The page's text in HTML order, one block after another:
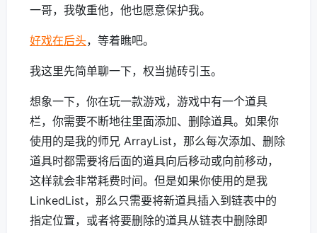
一哥，我敬重他，他也愿意保护我。
好戏在后头，等着瞧吧。
我这里先简单聊一下，权当抛砖引玉。
想象一下，你在玩一款游戏，游戏中有一个道具
栏，你需要不断地往里面添加、删除道具。如果你
使用的是我的师兄 ArrayList，那么每次添加、删除
道具时都需要将后面的道具向后移动或向前移动，
这样就会非常耗费时间。但是如果你使用的是我
LinkedList，那么只需要将新道具插入到链表中的
指定位置，或者将要删除的道具从链表中删除即